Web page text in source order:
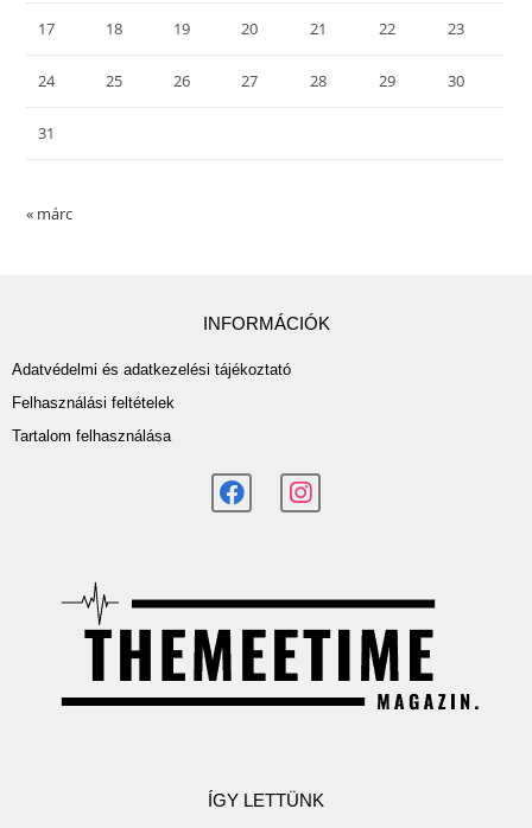
17 18 19 20 21 22 23
24 25 26 27 28 29 30
31
« márc
INFORMÁCIÓK
Adatvédelmi és adatkezelési tájékoztató
Felhasználási feltételek
Tartalom felhasználása
ÍGY LETTÜNK